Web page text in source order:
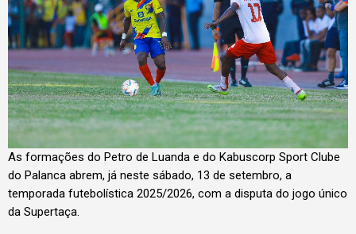
As formações do Petro de Luanda e do Kabuscorp Sport Clube
do Palanca abrem, já neste sábado, 13 de setembro, a
temporada futebolística 2025/2026, com a disputa do jogo único
da Supertaça.